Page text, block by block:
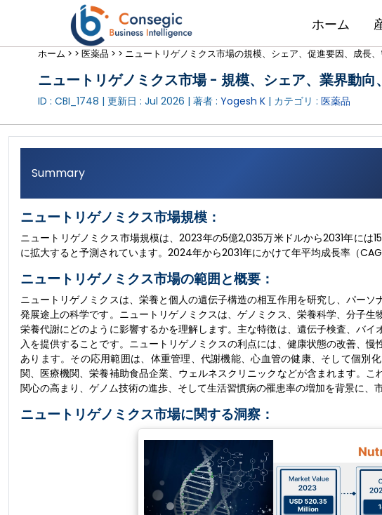
ホーム
ホーム > > 医薬品 > > ニュートリゲノミクス市場の規模、シェア、促進要因、成長
ニュートリゲノミクス市場 - 規模、シェア、業界動向
ID : CBI_1748 | 更新日 : Jul 2026 | 著者 : Yogesh K| カテゴリ : 医薬品
Summary
ニュートリゲノミクス市場規模：
ニュートリゲノミクス市場規模は、2023年の5億2,035万米ドルから2031年に
に拡大すると予測されています。2024年から2031年にかけて年平均成長率（
ニュートリゲノミクス市場の範囲と概要：
ニュートリゲノミクスは、栄養と個人の遺伝子構造の相互作用を研究し、パー
発展途上の科学です。ニュートリゲノミクスは、ゲノミクス、栄養科学、分子
栄養代謝にどのように影響するかを理解します。主な特徴は、遺伝子検査、バ
入を提供することです。ニュートリゲノミクスの利点には、健康状態の改善、
あります。その応用範囲は、体重管理、代謝機能、心血管の健康、そして個別
関、医療機関、栄養補助食品企業、ウェルネスクリニックなどが含まれます。
関心の高まり、ゲノム技術の進歩、そして生活習慣病の罹患率の増加を背景に、
ニュートリゲノミクス市場に関する洞察：